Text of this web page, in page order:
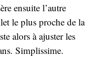
ensuite l’autre
le plus proche de la
alors à ajuster les
Simplissime.